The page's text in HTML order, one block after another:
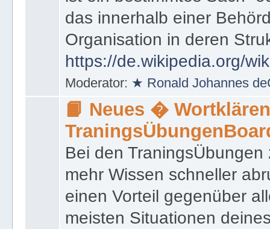
das innerhalb einer
Organisation in deren
https://de.wikipedia.org/
Moderator: ★ Ronald Johannes
📙 Neues �
Bei den
mehr Wissen schneller
einen Vorteil gegenüber
meisten Situationen